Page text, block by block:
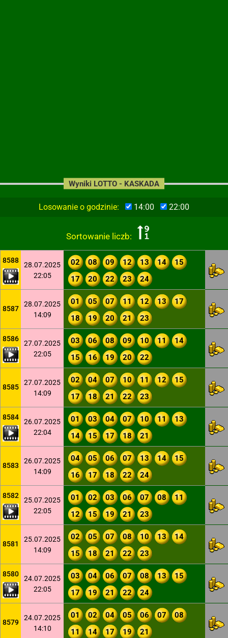
Losowanie o godzinie: 14:00 22:00
Sortowanie liczb:
Wyniki LOTTO - KASKADA
8588
28.07.2025
22:05
02 08 09 12 13 14
15
17
20 22 23 24
8587
28.07.2025
14:09
01 05 07 11 12 13
17
18
19 20 21 23
8586
27.07.2025
22:05
03 06 08 09 10 11
14
15
16 19 20 22
8585
27.07.2025
14:09
02 04 07 10 11 12
15
17
18 21 22 23
8584
26.07.2025
22:04
01 03 04 07 10 11
13
14
15 17 18 21
8583
26.07.2025
14:09
04 05 06 07 13 14
15
16
17 18 22 24
8582
25.07.2025
22:05
01 02 03 06 07 08
11
12
15 19 21 23
8581
25.07.2025
14:09
02 05 07 08 10 13
14
15
18 21 22 23
8580
24.07.2025
22:05
03 04 06 07 08 13
15
17
19 21 22 24
8579
24.07.2025
14:10
01 02 04 05 06 07
08
11
14 17 19 21